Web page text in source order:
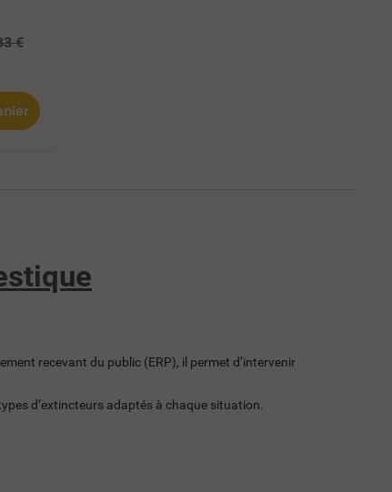
€
recevant du public (ERP), il permet d’intervenir
d’extincteurs adaptés à chaque situation.